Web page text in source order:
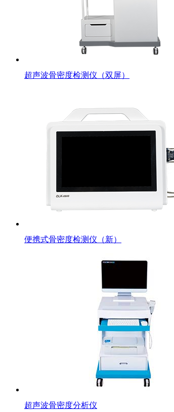
超声波骨密度检测仪（双屏）
便携式骨密度检测仪（新）
超声波骨密度分析仪